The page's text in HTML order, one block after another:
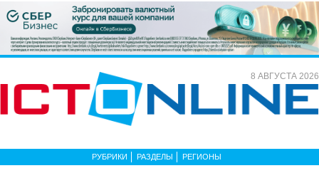
8 АВГУСТА 2026
РУБРИКИ РАЗДЕЛЫ РЕГИОНЫ